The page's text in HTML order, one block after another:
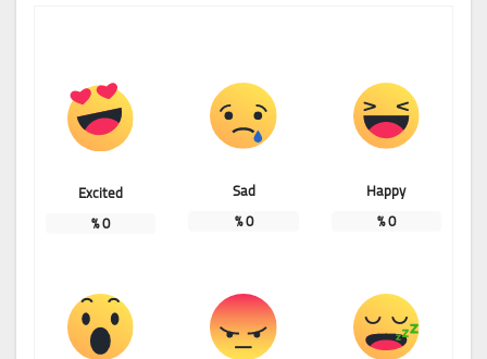
Happy
0
%
Sad
0
%
Excited
0
%